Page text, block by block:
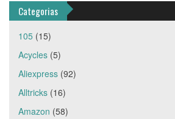
Categorias
105 (15)
Acycles (5)
Aliexpress (92)
Alltricks (16)
Amazon (58)